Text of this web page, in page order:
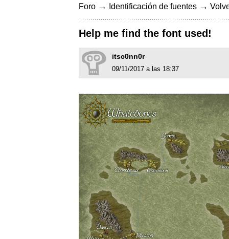
Foro → Identificación de fuentes →
Help me find the font used!
itsc0nn0r
09/11/2017 a las 18:37